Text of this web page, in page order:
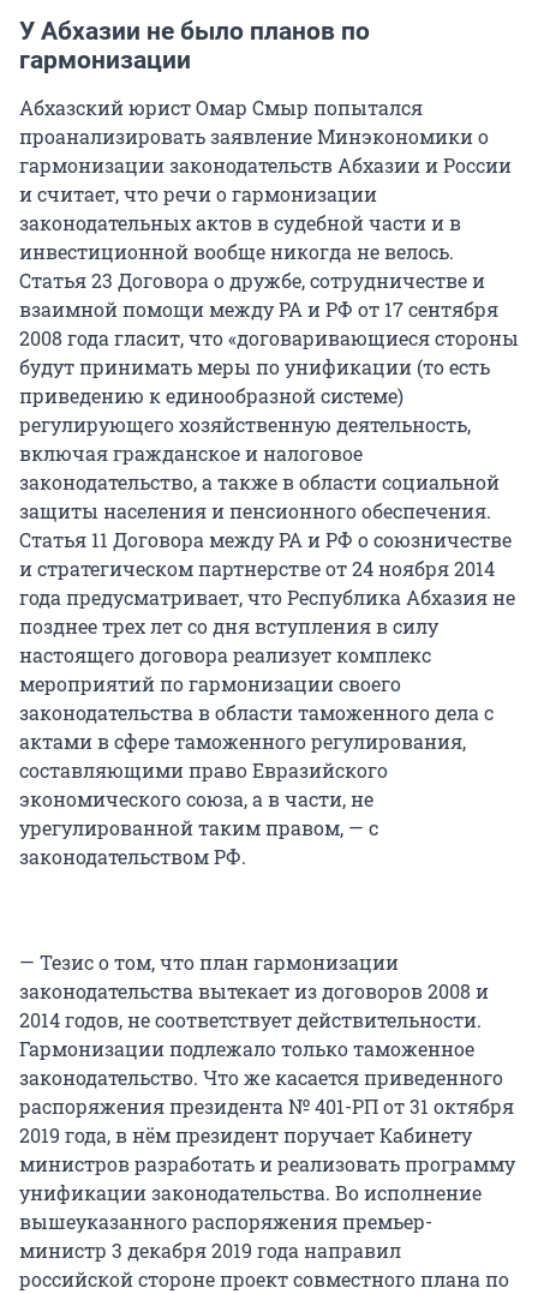
У Абхазии не было планов по
гармонизации
Абхазский юрист Омар Смыр попытался
проанализировать заявление Минэкономики о
гармонизации законодательств Абхазии и России
и считает, что речи о гармонизации
законодательных актов в судебной части и в
инвестиционной вообще никогда не велось.
Статья 23 Договора о дружбе, сотрудничестве и
взаимной помощи между РА и РФ от 17 сентября
2008 года гласит, что «договаривающиеся стороны
будут принимать меры по унификации (то есть
приведению к единообразной системе)
регулирующего хозяйственную деятельность,
включая гражданское и налоговое
законодательство, а также в области социальной
защиты населения и пенсионного обеспечения.
Статья 11 Договора между РА и РФ о союзничестве
и стратегическом партнерстве от 24 ноября 2014
года предусматривает, что Республика Абхазия не
позднее трех лет со дня вступления в силу
настоящего договора реализует комплекс
мероприятий по гармонизации своего
законодательства в области таможенного дела с
актами в сфере таможенного регулирования,
составляющими право Евразийского
экономического союза, а в части, не
урегулированной таким правом, — с
законодательством РФ.
— Тезис о том, что план гармонизации
законодательства вытекает из договоров 2008 и
2014 годов, не соответствует действительности.
Гармонизации подлежало только таможенное
законодательство. Что же касается приведенного
распоряжения президента № 401-РП от 31 октября
2019 года, в нём президент поручает Кабинету
министров разработать и реализовать программу
унификации законодательства. Во исполнение
вышеуказанного распоряжения премьер-
министр 3 декабря 2019 года направил
российской стороне проект совместного плана по